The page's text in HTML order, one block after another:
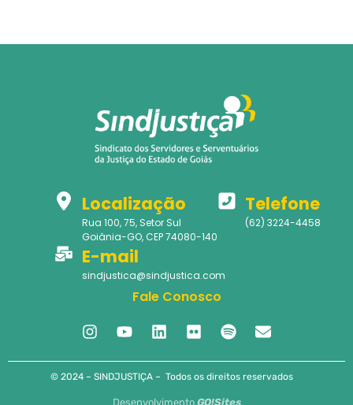
Localização
Rua 100, 75, Setor Sul
Goiânia-GO, CEP 74080-140
Telefone
(62) 3224-4458
E-mail
sindjustica@sindjustica.com
Fale Conosco
© 2024 – SINDJUSTIÇA – Todos os direitos reservados
Desenvolvimento GO!Sites